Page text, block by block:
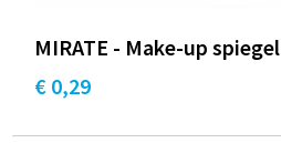
MIRATE - Make-up spiegel
€ 0,29